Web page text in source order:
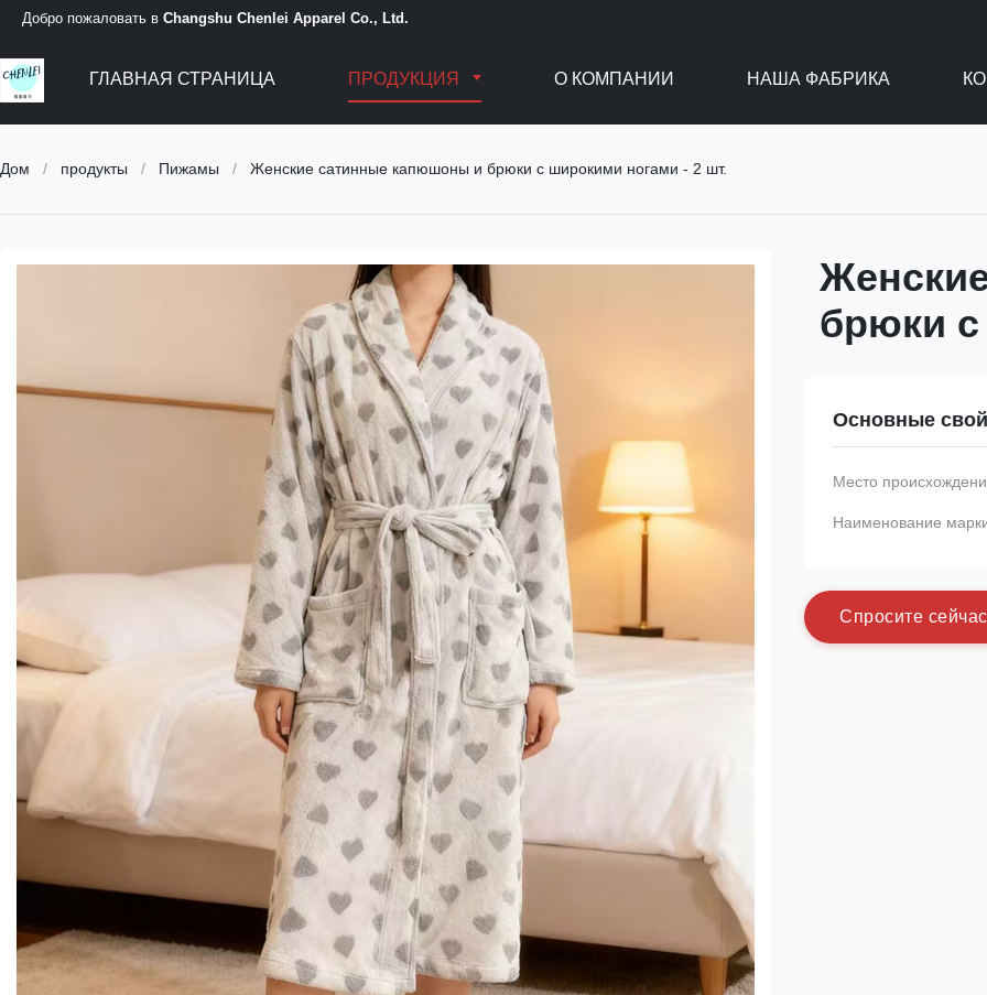
Добро пожаловать в Changshu Chenlei Apparel Co., Ltd.
ГЛАВНАЯ СТРАНИЦА ПРОДУКЦИЯ О КОМПАНИИ НАША ФАБРИКА
Дом / продукты / Пижамы / Женские сатинные капюшоны и брюки с широкими ногами - 2 шт.
брюки
Основные
Место
Наименование
Спросите сейчас